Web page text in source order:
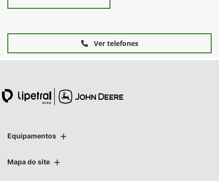
Ver telefones
Equipamentos
Mapa do site